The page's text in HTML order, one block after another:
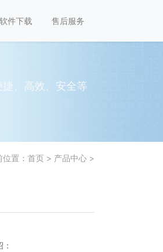
软件下载 售后服务
、高效、安全等
位置： 首页 > 产品中心 >